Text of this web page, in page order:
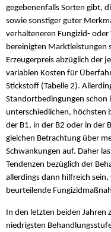
gegebenenfalls Sorten gibt,
sowie sonstiger guter
verhalteneren Fungizid-
bereinigten Marktleistungen
Erzeugerpreis abzüglich der
variablen Kosten für
Stickstoff (Tabelle 2).
Standortbedingungen schon
unterschiedlichen, höchsten
der B1, in der B2 oder in der
gleichen Betrachtung über
Schwankungen auf. Daher
Tendenzen bezüglich der
allerdings dann hilfreich sein,
beurteilende
In den letzten beiden Jahren
niedrigsten